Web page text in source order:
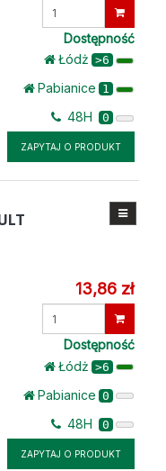
Dostępność
Łódż >6
Pabianice 1
48H 0
ZAPYTAJ O PRODUKT
13,86 zł
Dostępność
Łódż >6
Pabianice 0
48H 0
ZAPYTAJ O PRODUKT